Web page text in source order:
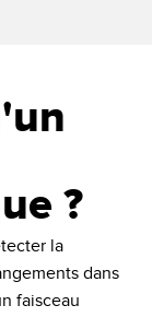
?
la
dans
faisceau